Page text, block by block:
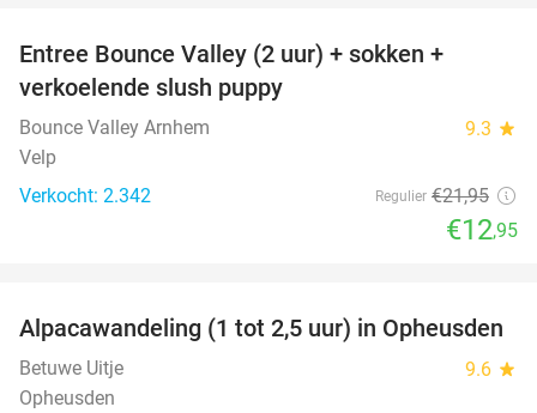
Entree Bounce Valley (2 uur) + sokken +
verkoelende slush puppy
Bounce Valley Arnhem 9.3 star
Velp
Verkocht: 2.342
Regulier €21,95
€12,95
38%
Alpacawandeling (1 tot 2,5 uur) in Opheusden
Betuwe Uitje 9.6 star
Opheusden